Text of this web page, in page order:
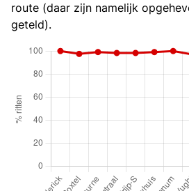
route (daar zijn namelijk
geteld).